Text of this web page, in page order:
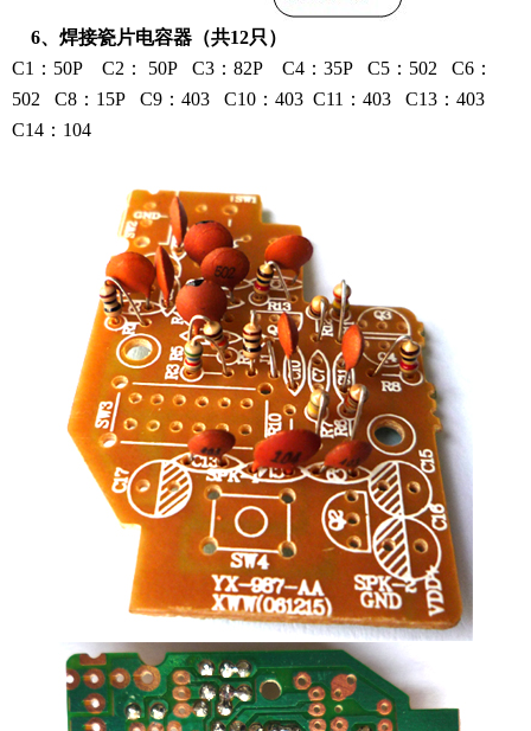
6、焊接瓷片电容器（共12只）
C1：50P C2： 50P C3：82P C4：35P C5：502 C6：
502 C8：15P C9：403 C10：403 C11：403 C13：403
C14：104